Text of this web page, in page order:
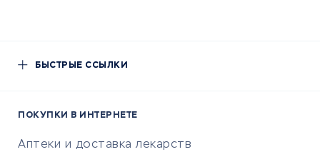
БЫСТРЫЕ ССЫЛКИ
ПОКУПКИ В ИНТЕРНЕТЕ
Аптеки и доставка лекарств